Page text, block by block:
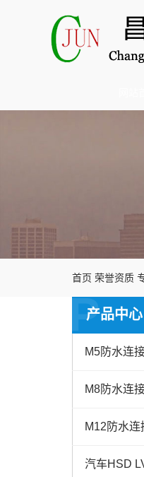
首页 荣誉资质
产品中心
P
M5防水连
M8防水连
M12防水连
汽车HSD